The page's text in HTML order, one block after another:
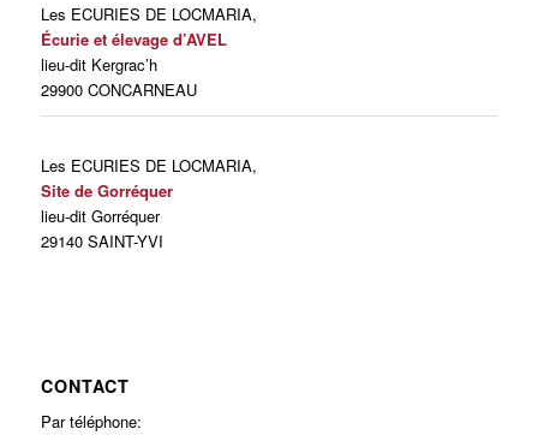
Les ECURIES DE LOCMARIA,
Écurie et élevage d’AVEL
lieu-dit Kergrac’h
29900 CONCARNEAU
Les ECURIES DE LOCMARIA,
Site de Gorréquer
lieu-dit Gorréquer
29140 SAINT-YVI
CONTACT
Par téléphone: